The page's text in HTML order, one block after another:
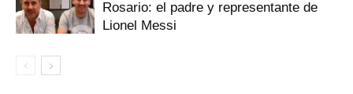
Rosario: el padre y representante de
Lionel Messi